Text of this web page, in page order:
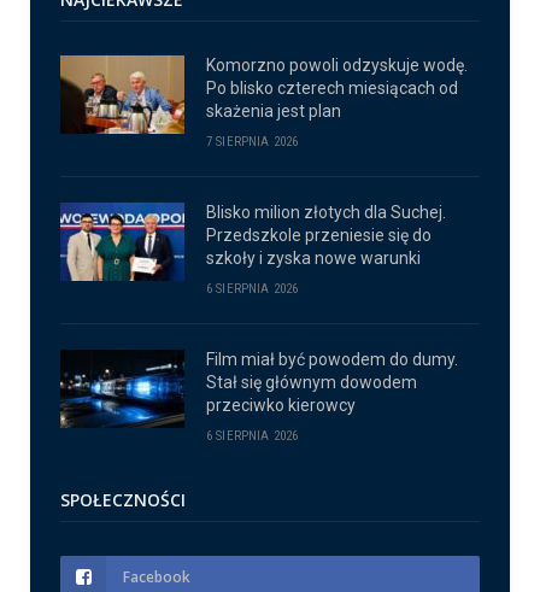
Komorzno powoli odzyskuje wodę.
Po blisko czterech miesiącach od
skażenia jest plan
7 SIERPNIA 2026
Blisko milion złotych dla Suchej.
Przedszkole przeniesie się do
szkoły i zyska nowe warunki
6 SIERPNIA 2026
Film miał być powodem do dumy.
Stał się głównym dowodem
przeciwko kierowcy
6 SIERPNIA 2026
SPOŁECZNOŚCI
Facebook